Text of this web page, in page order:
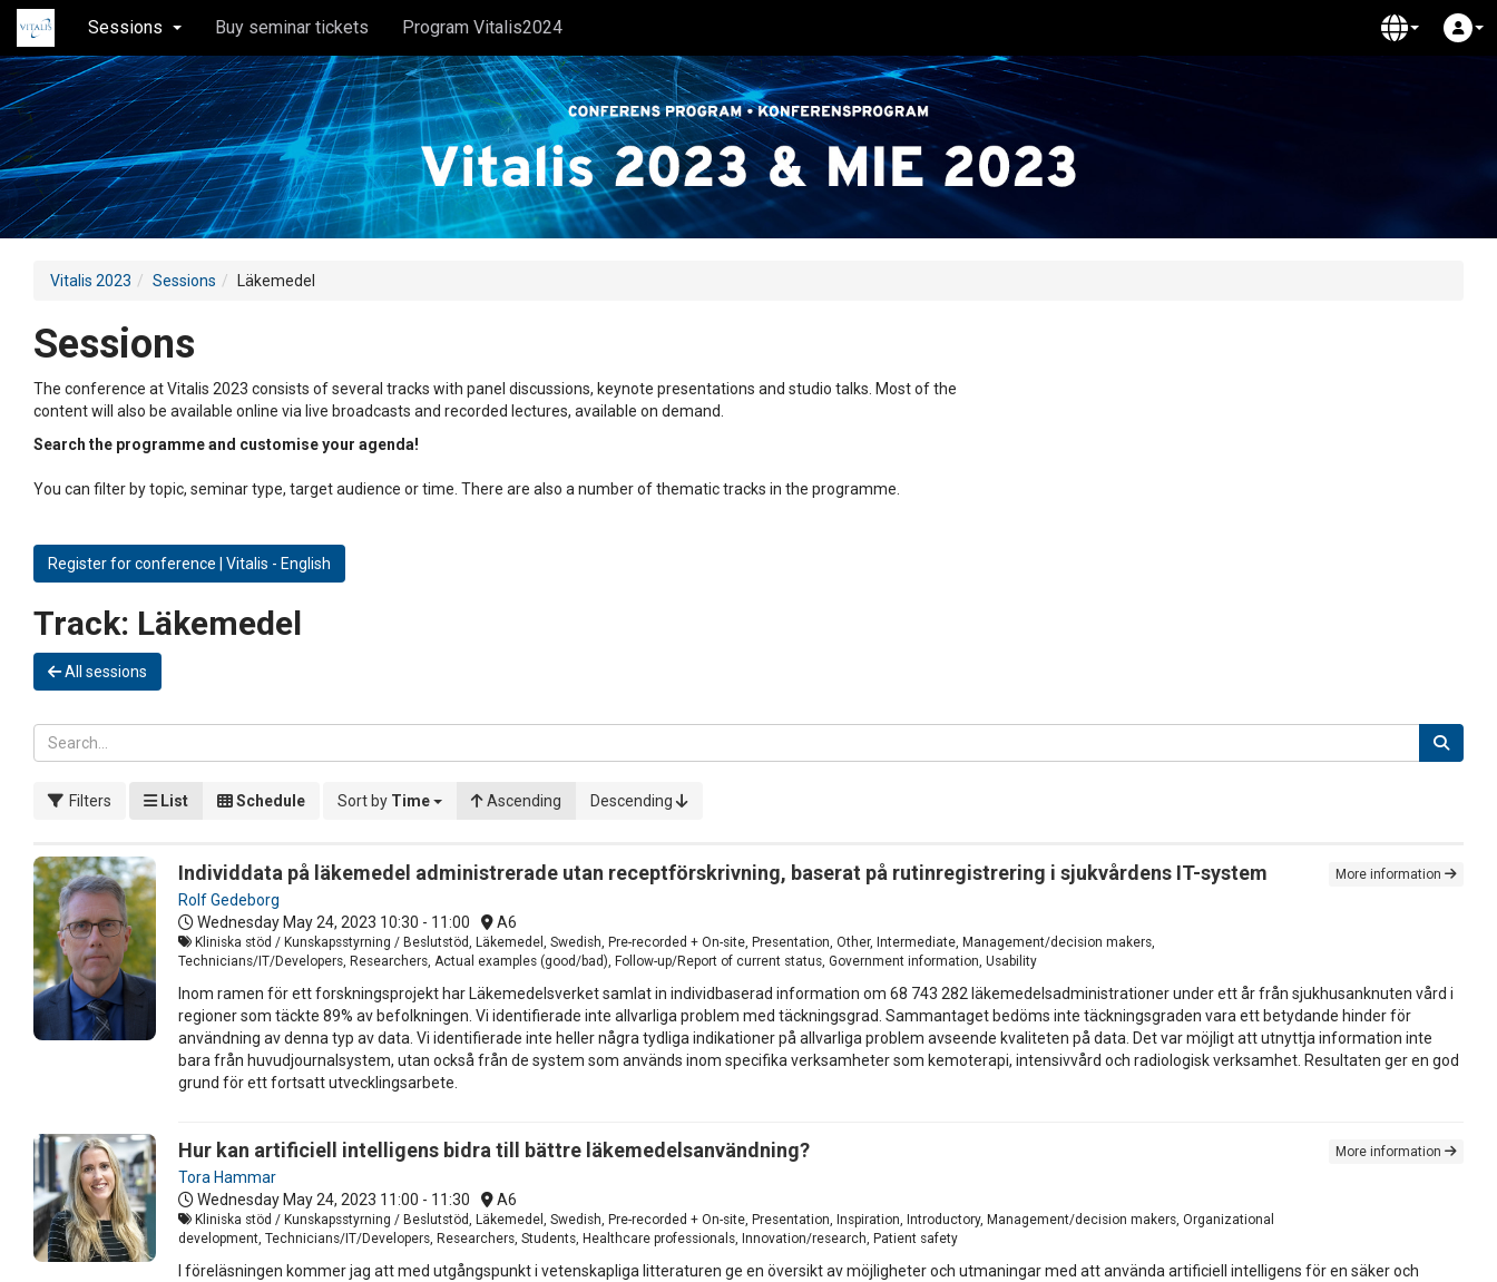
Sessions Buy seminar tickets Program Vitalis2024
Vitalis 2023 Sessions Läkemedel
Sessions
The conference at Vitalis 2023 consists of several tracks with panel discussions, keynote presentations and studio talks. Most of the
content will also be available online via live broadcasts and recorded lectures, available on demand.
Search the programme and customise your agenda!
You can filter by topic, seminar type, target audience or time. There are also a number of thematic tracks in the programme.
Register for conference | Vitalis - English
Track: Läkemedel
All sessions
Filters List Schedule Sort by Time Ascending Descending
Individdata på läkemedel administrerade utan receptförskrivning, baserat på rutinregistrering i sjukvårdens IT-system
Rolf Gedeborg
Wednesday May 24, 2023 10:30 - 11:00 A6
Kliniska stöd / Kunskapsstyrning / Beslutstöd, Läkemedel, Swedish, Pre-recorded + On-site, Presentation, Other, Intermediate, Management/decision makers,
Technicians/IT/Developers, Researchers, Actual examples (good/bad), Follow-up/Report of current status, Government information, Usability
More information
Inom ramen för ett forskningsprojekt har Läkemedelsverket samlat in individbaserad information om 68 743 282 läkemedelsadministrationer under ett år från sjukhusanknuten vård i
regioner som täckte 89% av befolkningen. Vi identifierade inte allvarliga problem med täckningsgrad. Sammantaget bedöms inte täckningsgraden vara ett betydande hinder för
användning av denna typ av data. Vi identifierade inte heller några tydliga indikationer på allvarliga problem avseende kvaliteten på data. Det var möjligt att utnyttja information inte
bara från huvudjournalsystem, utan också från de system som används inom specifika verksamheter som kemoterapi, intensivvård och radiologisk verksamhet. Resultaten ger en god
grund för ett fortsatt utvecklingsarbete.
Hur kan artificiell intelligens bidra till bättre läkemedelsanvändning?
Tora Hammar
Wednesday May 24, 2023 11:00 - 11:30 A6
Kliniska stöd / Kunskapsstyrning / Beslutstöd, Läkemedel, Swedish, Pre-recorded + On-site, Presentation, Inspiration, Introductory, Management/decision makers, Organizational
development, Technicians/IT/Developers, Researchers, Students, Healthcare professionals, Innovation/research, Patient safety
More information
I föreläsningen kommer jag att med utgångspunkt i vetenskapliga litteraturen ge en översikt av möjligheter och utmaningar med att använda artificiell intelligens för en säker och